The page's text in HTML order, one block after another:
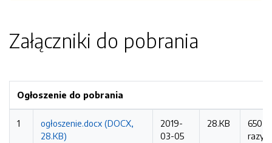
Załączniki do pobrania
Ogłoszenie do pobrania
1
ogłoszenie.docx (DOCX,
28.KB)
2019-
03-05
28.KB
650
razy